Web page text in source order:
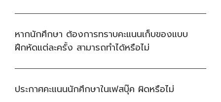
หากนักศึกษา ต้องการทราบคะแนนเก็บของแบบ
ฝึกหัดแต่ละครั้ง สามารถทำได้หรือไม่
ประกาศคะแนนนักศึกษาในเฟสบุ๊ค ผิดหรือไม่